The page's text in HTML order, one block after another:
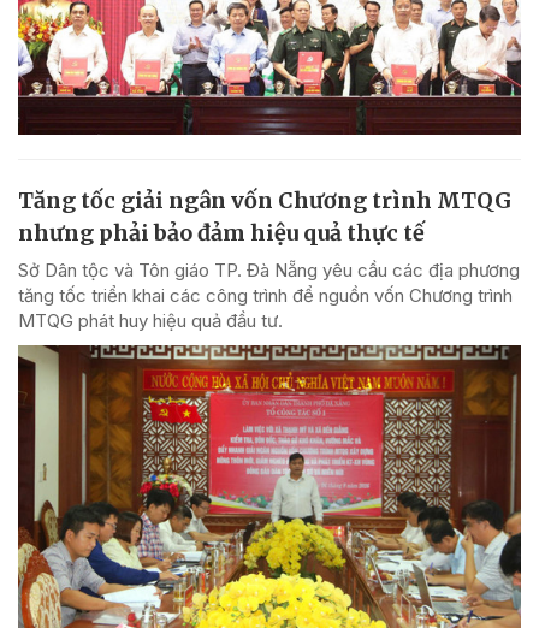
Tăng tốc giải ngân vốn Chương trình MTQG
nhưng phải bảo đảm hiệu quả thực tế
Sở Dân tộc và Tôn giáo TP. Đà Nẵng yêu cầu các địa phương
tăng tốc triển khai các công trình để nguồn vốn Chương trình
MTQG phát huy hiệu quả đầu tư.